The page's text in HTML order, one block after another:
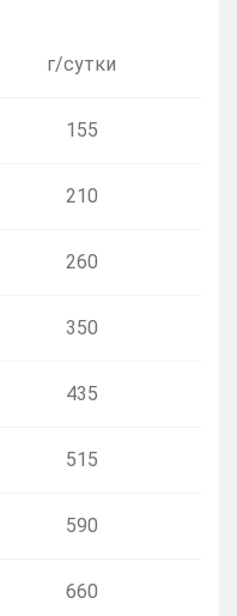
г/сутки
155
210
260
350
435
515
590
660